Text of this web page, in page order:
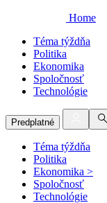
Home
Téma týždňa
Politika
Ekonomika
Spoločnosť
Technológie
Predplatné
Téma týždňa
Politika
Ekonomika >
Spoločnosť
Technológie